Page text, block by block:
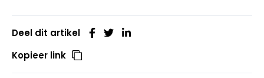
Deel dit artikel
Kopieer link